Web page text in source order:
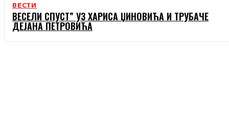
ВЕСТИ
ВЕСЕЛИ СПУСТ” УЗ ХАРИСА ЏИНОВИЋА И ТРУБАЧЕ
ДЕЈАНА ПЕТРОВИЋА